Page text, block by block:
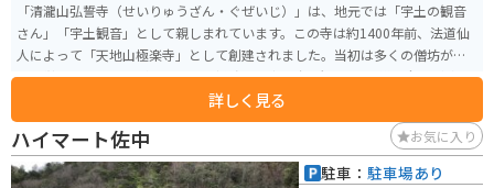
「清瀧山弘誓寺（せいりゅうざん・ぐぜいじ）」は、地元では「宇土の観音
さん」「宇土観音」として親しまれています。この寺は約1400年前、法道仙
人によって「天地山極楽寺」として創建されました。当初は多くの僧坊があ
り、栄えていましたが、1184年（寿永３年）に源氏による火災で全山が焼失
しました。それでも、ご本尊の聖観世音菩薩は滝に隠されて難を逃れ、後に
再建されました。1473年（文明5年）に曹洞宗に改宗し、清瀧山弘誓寺と名
を改められました。 寺内には多くの仏像が祀られており、庭には美しい大銀
杏があります。寺の近くには展望所があり、山巡りも楽しめます。年間を通じ
詳しく見る
ハイマート佐中 お気に入り
駐車： 駐車場あり